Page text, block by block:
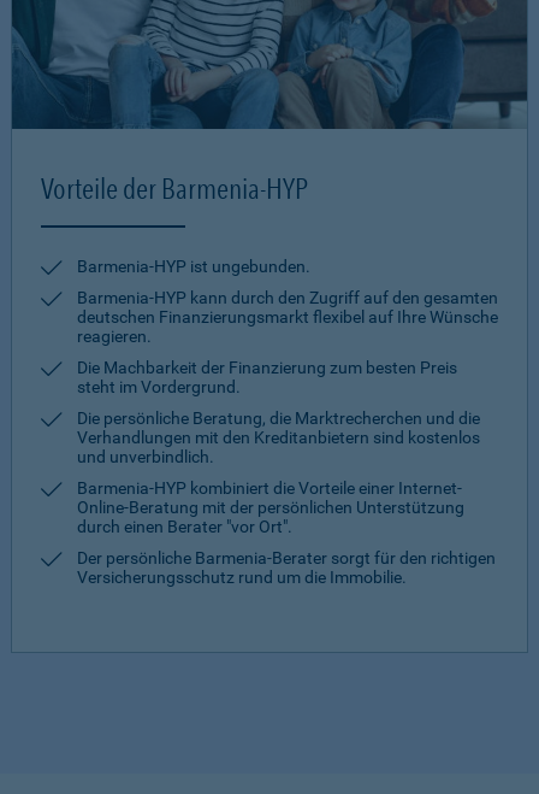
Vorteile der Barmenia-HYP
Barmenia-HYP ist ungebunden.
Barmenia-HYP kann durch den Zugriff auf den gesamten
deutschen Finanzierungsmarkt flexibel auf Ihre Wünsche
reagieren.
Die Machbarkeit der Finanzierung zum besten Preis
steht im Vordergrund.
Die persönliche Beratung, die Marktrecherchen und die
Verhandlungen mit den Kreditanbietern sind kostenlos
und unverbindlich.
Barmenia-HYP kombiniert die Vorteile einer Internet-
Online-Beratung mit der persönlichen Unterstützung
durch einen Berater "vor Ort".
Der persönliche Barmenia-Berater sorgt für den richtigen
Versicherungsschutz rund um die Immobilie.